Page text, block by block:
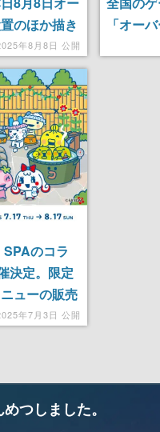
のほか描き
詞アクキ
年8月8日 公開
「オー
プ」な
SPAのコラ
決定。限定
ューの販売
置など盛り
年7月3日 公開
つしました。